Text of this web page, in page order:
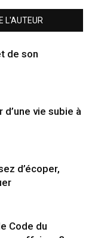
L'AUTEUR
de son
vie subie à
d’écoper,
Code du